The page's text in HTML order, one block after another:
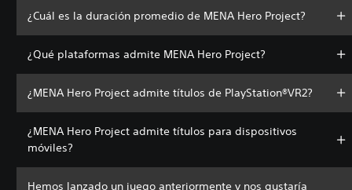
¿Cuál es la duración promedio de MENA Hero Project?
¿Qué plataformas admite MENA Hero Project?
¿MENA Hero Project admite títulos de PlayStation®VR2?
¿MENA Hero Project admite títulos para dispositivos
móviles?
Hemos lanzado un juego anteriormente y nos gustaría